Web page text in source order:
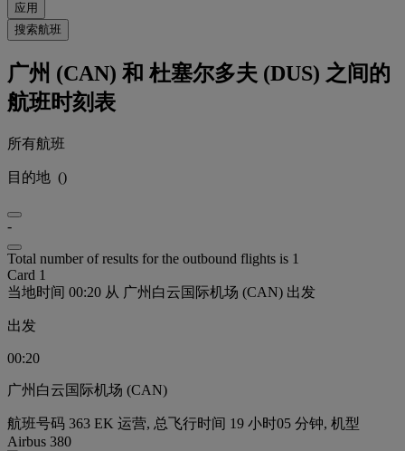
应用
搜索航班
广州 (CAN) 和 杜塞尔多夫 (DUS) 之间的
航班时刻表
所有航班
目的地 ()
-
Total number of results for the outbound flights is 1
Card 1
当地时间 00:20 从 广州白云国际机场 (CAN) 出发
出发
00:20
广州白云国际机场 (CAN)
航班号码 363 EK 运营, 总飞行时间 19 小时05 分钟, 机型
Airbus 380